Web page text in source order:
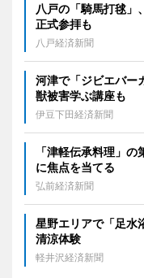
八戸の「騎馬打毬
正式参拝も
八戸経済新聞
河津で「ジビエバ
獣被害学ぶ講座も
伊豆下田経済新聞
「津軽伝承料理」
に焦点を当てる
弘前経済新聞
星野エリアで「足
清涼体験
軽井沢経済新聞